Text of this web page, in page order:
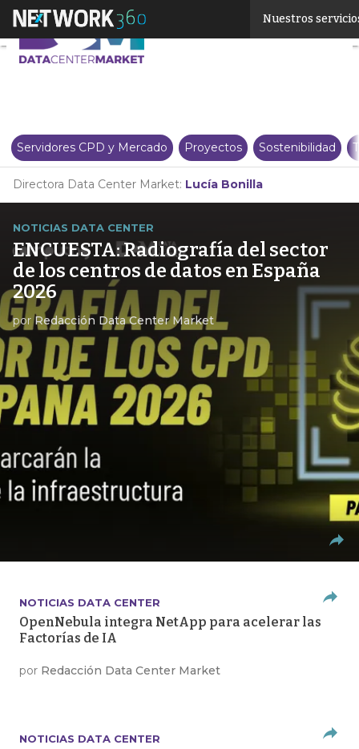
Nuestros
Servidores CPD y Mercado Proyectos Sostenibilidad
Directora Data Center Market: Lucía Bonilla
NOTICIAS DATA CENTER
ENCUESTA: Radiografía del sector
de los centros de datos en España
2026
porRedacción Data Center Market
NOTICIAS DATA CENTER
OpenNebula integra NetApp para acelerar las
Factorías de IA
por Redacción Data Center Market
NOTICIAS DATA CENTER